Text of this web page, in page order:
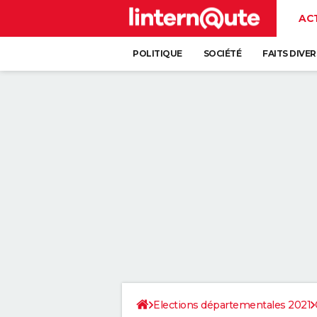
POLITIQUE SOCIÉTÉ FAITS
Elections départementales 2021